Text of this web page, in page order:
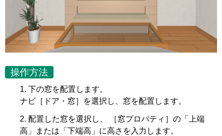
操作方法
下の窓を配置します。
ナビ［ドア・窓］を選択し、窓を配置します。
配置した窓を選択し、 ［窓プロパティ］の「上端
高」または「下端高」に高さを入力します。